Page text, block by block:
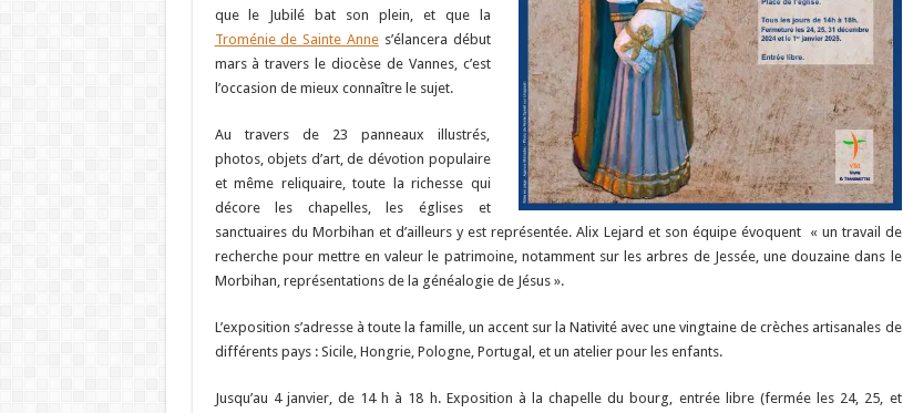
que le Jubilé bat son plein, et que la
Troménie de Sainte Annes’élancera début
mars à travers le diocèse de Vannes, c’est
l’occasion de mieux connaître le sujet.
Au travers de 23 panneaux illustrés,
photos, objets d’art, de dévotion populaire
et même reliquaire, toute la richesse qui
décore les chapelles, les églises et
sanctuaires du Morbihan et d’ailleurs y est représentée. Alix Lejard et son équipe évoquent « un travail de
recherche pour mettre en valeur le patrimoine, notamment sur les arbres de Jessée, une douzaine dans le
Morbihan, représentations de la généalogie de Jésus ».
L’exposition s’adresse à toute la famille, un accent sur la Nativité avec une vingtaine de crèches artisanales de
différents pays : Sicile, Hongrie, Pologne, Portugal, et un atelier pour les enfants.
Jusqu’au 4 janvier, de 14 h à 18 h. Exposition à la chapelle du bourg, entrée libre (fermée les 24, 25, et